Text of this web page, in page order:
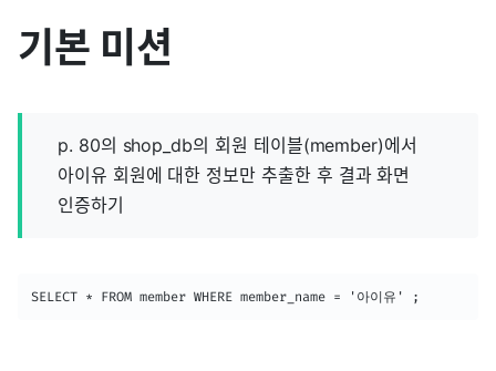
기본 미션
p. 80의 shop_db의 회원 테이블(member)에서
아이유 회원에 대한 정보만 추출한 후 결과 화면
인증하기
SELECT * FROM member WHERE member_name = '아이유' ;